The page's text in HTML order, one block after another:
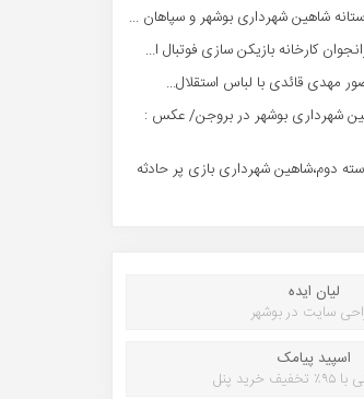
شاهین شهردارى بوشهر و سپاهان ...
کارخانه بازیکن سازی فوتبال ا...
مهدی قائدی با لباس استقلال...
شهرداری بوشهر در بروجن/ عکس :
دوم،شاهین شهرداری بازی پر حادثه
لیان ایده
سایت در بوشهر
اسپید پیامک
خرید پنل